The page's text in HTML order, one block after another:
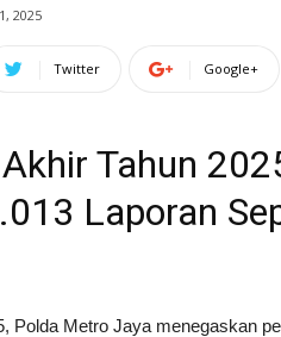
2025
Twitter Google+
Tahun
Laporan
Polda Metro Jaya menegaskan